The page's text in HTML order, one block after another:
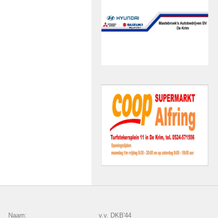
Naam: v.v. DKB'44